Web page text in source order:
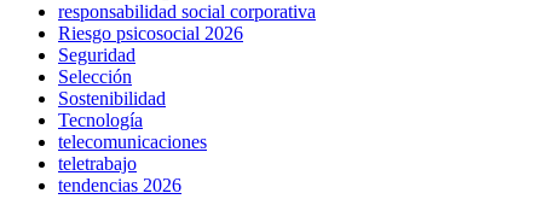
responsabilidad social corporativa
Riesgo psicosocial 2026
Seguridad
Selección
Sostenibilidad
Tecnología
telecomunicaciones
teletrabajo
tendencias 2026